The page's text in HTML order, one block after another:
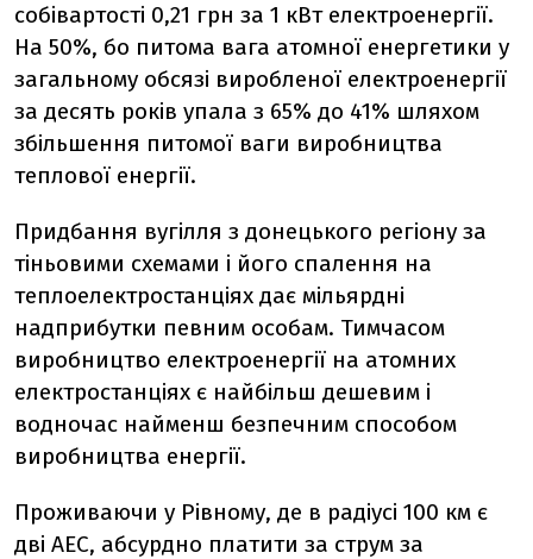
собівартості 0,21 грн за 1 кВт електроенергії.
На 50%, бо питома вага атомної енергетики у
загальному обсязі виробленої електроенергії
за десять років упала з 65% до 41% шляхом
збільшення питомої ваги виробництва
теплової енергії.
Придбання вугілля з донецького регіону за
тіньовими схемами і його спалення на
теплоелектростанціях дає мільярдні
надприбутки певним особам. Тимчасом
виробництво електроенергії на атомних
електростанціях є найбільш дешевим і
водночас найменш безпечним способом
виробництва енергії.
Проживаючи у Рівному, де в радіусі 100 км є
дві АЕС, абсурдно платити за струм за